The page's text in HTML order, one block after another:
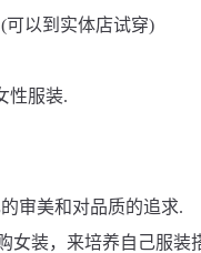
可以到实体店试穿)
性服装.
审美和对品质的追求.
女装，来培养自己服装